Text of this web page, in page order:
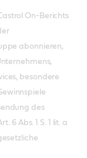
On-Berichts
abonnieren,
besondere
des
6 Abs. 1 S. 1 lit. a